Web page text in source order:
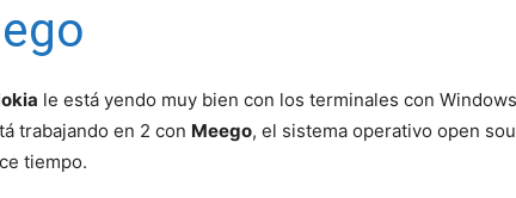
del
le está yendo muy bien con los terminales con Windows
trabajando en 2 con Meego, el sistema operativo open
tiempo.